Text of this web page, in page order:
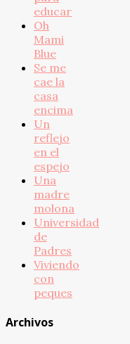
educar
Oh
Mami
Blue
Se me
cae la
casa
encima
Un
reflejo
en el
espejo
Una
madre
molona
Universidad
de
Padres
Viviendo
con
peques
Archivos